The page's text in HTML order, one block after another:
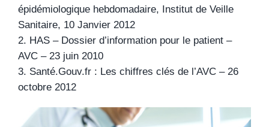
épidémiologique hebdomadaire, Institut de Veille
Sanitaire, 10 Janvier 2012
2. HAS – Dossier d’information pour le patient –
AVC – 23 juin 2010
3. Santé.Gouv.fr : Les chiffres clés de l’AVC – 26
octobre 2012